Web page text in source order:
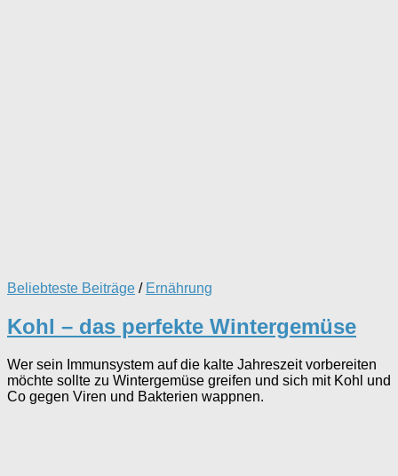
Beliebteste Beiträge / Ernährung
Kohl – das perfekte Wintergemüse
Wer sein Immunsystem auf die kalte Jahreszeit vorbereiten
möchte sollte zu Wintergemüse greifen und sich mit Kohl und
Co gegen Viren und Bakterien wappnen.